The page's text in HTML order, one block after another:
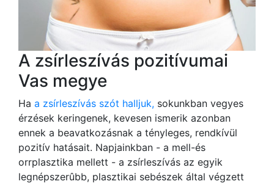
A zsírleszívás pozitívumai
Vas megye
Ha a zsírleszívás szót halljuk, sokunkban vegyes
érzések keringenek, kevesen ismerik azonban
ennek a beavatkozásnak a tényleges, rendkívül
pozitív hatásait. Napjainkban - a mell-és
orrplasztika mellett - a zsírleszívás az egyik
legnépszerûbb, plasztikai sebészek által végzett